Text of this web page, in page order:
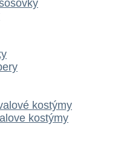
kostýmy
kostýmy